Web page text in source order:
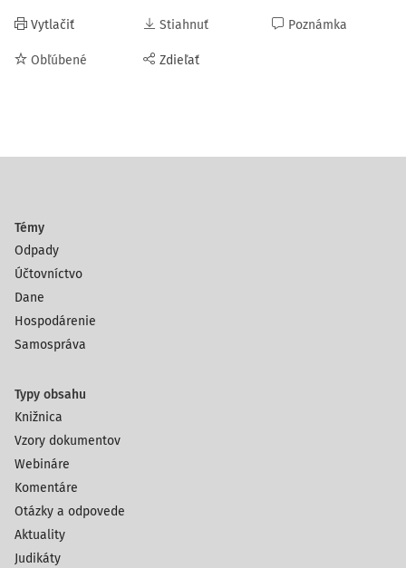
Vytlačiť
Obľúbené
Stiahnuť
Zdieľať
Poznámka
Témy
Odpady
Účtovníctvo
Dane
Hospodárenie
Samospráva
Typy obsahu
Knižnica
Vzory dokumentov
Webináre
Komentáre
Otázky a odpovede
Aktuality
Judikáty